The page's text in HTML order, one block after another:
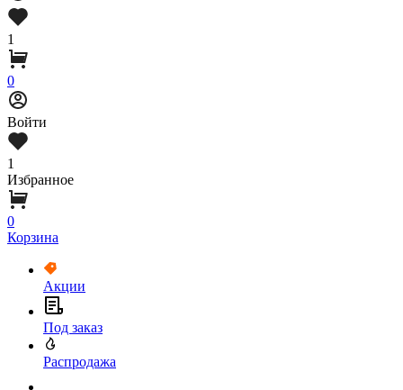
1
0
Войти
1
Избранное
0
Корзина
Акции
Под заказ
Распродажа